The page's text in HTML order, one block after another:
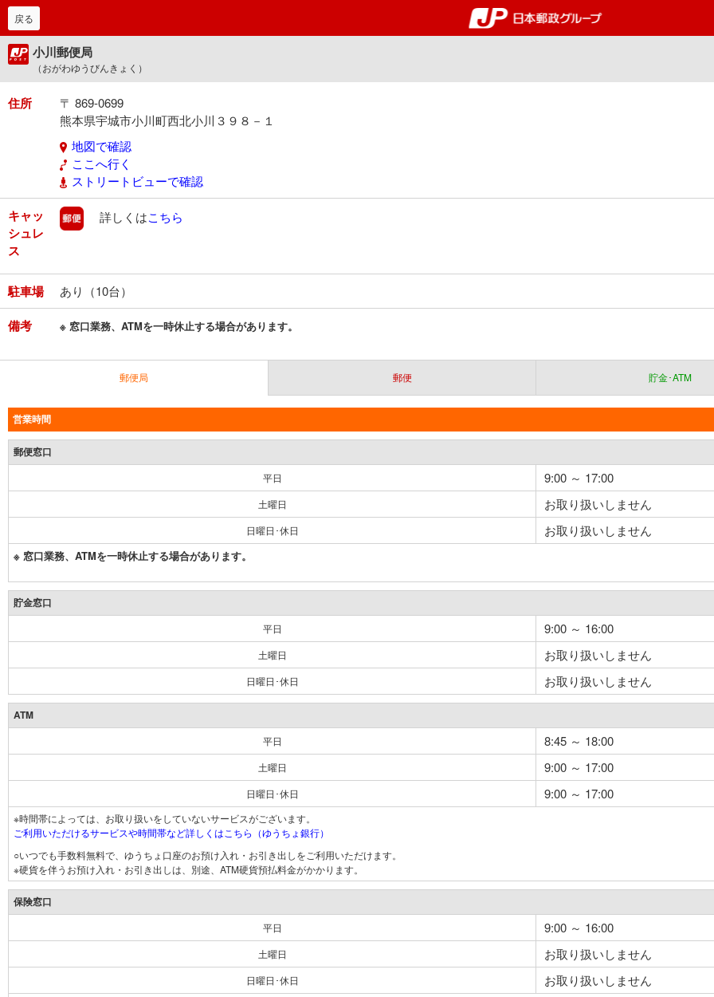
郵便局・日本郵政グルー
戻る
小川郵便局
（おがわゆうびんきょく）
住所
〒 869-0699
熊本県宇城市小川町西北小川３９８－１
地図で確認
ここへ行く
ストリートビューで確認
キャッ
シュレ
ス
郵便
詳しくはこちら
駐車場 あり（10台）
備考 ※ 窓口業務、ATMを一時休止する場合があります。
郵便局 郵便 貯金･ATM
営業時間
郵便窓口
平日 9:00 ～ 17:00
土曜日 お取り扱いしません
日曜日･休日 お取り扱いしません
※ 窓口業務、ATMを一時休止する場合があります。
貯金窓口
平日 9:00 ～ 16:00
土曜日 お取り扱いしません
日曜日･休日 お取り扱いしません
ATM
平日 8:45 ～ 18:00
土曜日 9:00 ～ 17:00
日曜日･休日 9:00 ～ 17:00
※時間帯によっては、お取り扱いをしていないサービスがございます。
ご利用いただけるサービスや時間帯など詳しくはこちら（ゆうちょ銀行）
○いつでも手数料無料で、ゆうちょ口座のお預け入れ・お引き出しをご利用いただけます。
※硬貨を伴うお預け入れ・お引き出しは、別途、ATM硬貨預払料金がかかります。
保険窓口
平日 9:00 ～ 16:00
土曜日 お取り扱いしません
日曜日･休日 お取り扱いしません